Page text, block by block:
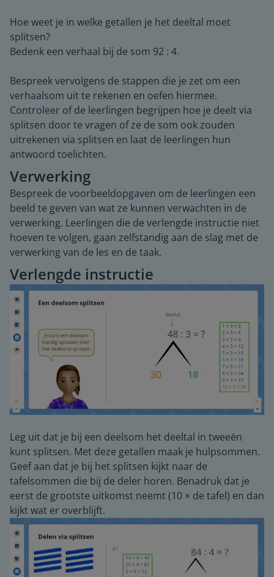
Hoe weet je in welke getallen je het deeltal moet
splitsen?
Bedenk een verhaal bij de som 92 : 4.
Bespreek vervolgens de stappen die je zet om een
verhaalsom uit te rekenen en oefen hiermee.
Controleer of de leerlingen begrijpen hoe je deelt via
splitsen door te vragen of ze de som ook zouden
uitrekenen via splitsen en laat de leerlingen hun
antwoord toelichten.
Verwerking
Bespreek de voorbeeldopgaven om de leerlingen een
beeld te geven van wat ze kunnen verwachten in de
verwerking. Leerlingen die de verlengde instructie niet
hoeven te volgen, gaan zelfstandig aan de slag met de
verwerking van de les en de taak.
Verlengde instructie
Leg uit dat je bij een deelsom het deeltal in tweeën
kunt splitsen. Met deze getallen maak je hulpsommen.
Geef aan dat je bij het splitsen kijkt naar de
tafelsommen die bij de deler horen. Benadruk dat je
eerst de grootste uitkomst neemt (10 × de tafel) en dan
kijkt wat er overblijft.